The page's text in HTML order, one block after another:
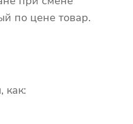
по цене товар.
как: